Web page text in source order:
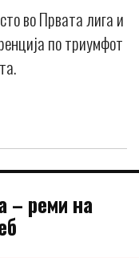
во Првата лига и
по триумфот
– реми на